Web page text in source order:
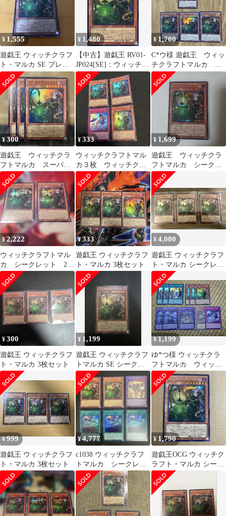
¥ 1,555
遊戯王 ウィッチクラフ
ト・マルカ SE プレイ
用
¥ 1,480
【中古】遊戯王 RV01-
JP024[SE]：ウィッチク
ラフト・マルカ
¥ 1,700
C*ウ様 遊戯王 ウィッ
チクラフトマルカ シ
ークレット1枚 スーパ
ー3枚
¥300
遊戯王 ウィッチクラ
フトマルカ スーパー
レア 3枚
¥333
ウィッチクラフトマル
カ３枚 ウィッチクラ
フト ディストーション
１枚
¥ 1,699
遊戯王 ウィッチクラ
フトマルカ シークレ
ット
¥2,222
ウィッチクラフトマル
カ シークレット 2枚
セット
¥333
遊戯王 ウィッチクラフ
ト・マルカ 3枚セット
¥4,000
遊戯王 ウィッチクラフ
ト・マルカ シークレッ
トレア3枚セット
¥300
遊戯王 ウィッチクラフ
ト・マルカ 3枚セット
¥ 1,199
遊戯王 ウィッチクラフ
トマルカ SE シークレ
ットレア
¥1,199
ゆ*つ様 ウィッチクラ
フトマルカ ウィッチ
クラフト関連カードセ
ットまとめ売り
¥999
遊戯王 ウィッチクラフ
ト・マルカ 3枚セット
¥4,777
c1038 ウィッチクラフ
トマルカ シークレッ
トレア 2枚他ウィッチ
クラフト
¥ 1,790
遊戯王OCG ウィッチク
ラフト・マルカ シーク
レットレア SE